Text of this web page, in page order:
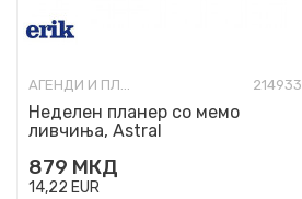
АГЕНДИ И ПЛАНЕРИ 214933
Неделен планер со мемо
ливчиња, Astral
879 МКД
14,22 EUR